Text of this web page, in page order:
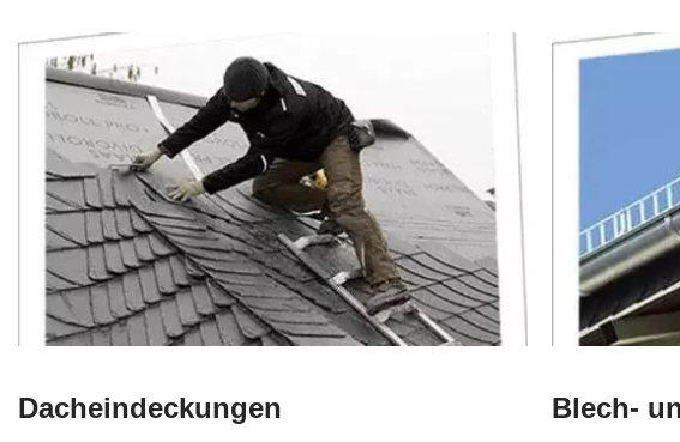
Dacheindeckungen Blech-